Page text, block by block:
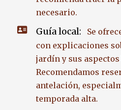
necesario.
Guía local:
Se
con explicaciones
jardín y sus
Recomendamos
antelación,
temporada alta.